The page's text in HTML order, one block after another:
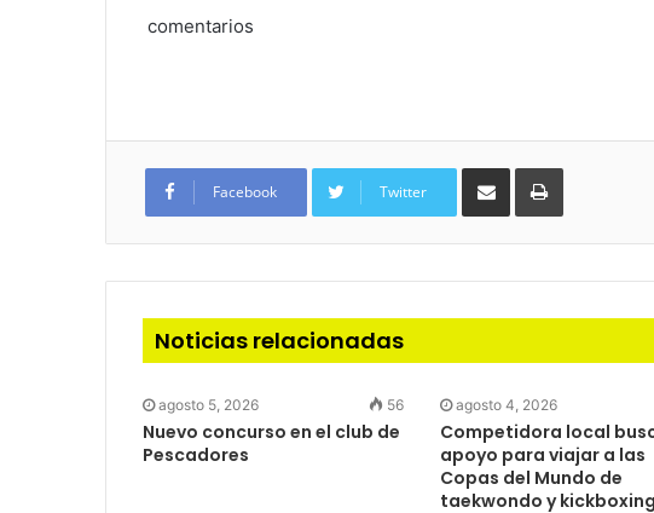
comentarios
Facebook Twitter
Compartir
mail
Imprimir
Noticias relacionadas
agosto 5, 2026 56
Nuevo concurso en el club de
Pescadores
agosto 4, 2026
Competidora local
apoyo para viajar a las
Copas del Mundo de
taekwondo y